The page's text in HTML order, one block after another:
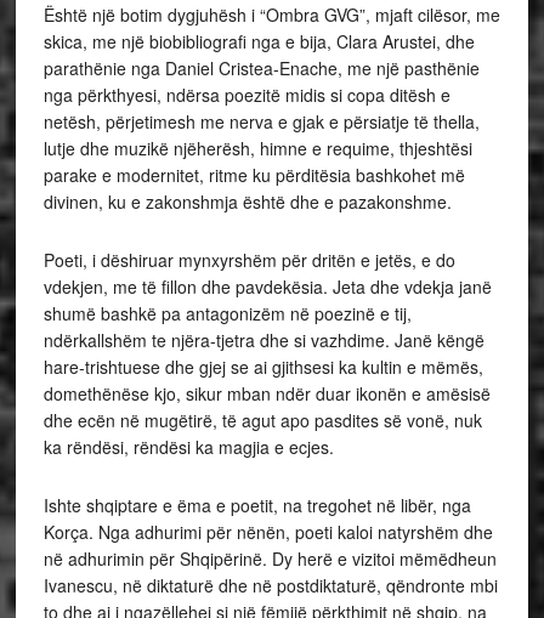
Është një botim dygjuhësh i “Ombra GVG”, mjaft cilësor, me
skica, me një biobibliografi nga e bija, Clara Arustei, dhe
parathënie nga Daniel Cristea-Enache, me një pasthënie
nga përkthyesi, ndërsa poezitë midis si copa ditësh e
netësh, përjetimesh me nerva e gjak e përsiatje të thella,
lutje dhe muzikë njëherësh, himne e requime, thjeshtësi
parake e modernitet, ritme ku përditësia bashkohet më
divinen, ku e zakonshmja është dhe e pazakonshme.
Poeti, i dëshiruar mynxyrshëm për dritën e jetës, e do
vdekjen, me të fillon dhe pavdekësia. Jeta dhe vdekja janë
shumë bashkë pa antagonizëm në poezinë e tij,
ndërkallshëm te njëra-tjetra dhe si vazhdime. Janë këngë
hare-trishtuese dhe gjej se ai gjithsesi ka kultin e mëmës,
domethënëse kjo, sikur mban ndër duar ikonën e amësisë
dhe ecën në mugëtirë, të agut apo pasdites së vonë, nuk
ka rëndësi, rëndësi ka magjia e ecjes.
Ishte shqiptare e ëma e poetit, na tregohet në libër, nga
Korça. Nga adhurimi për nënën, poeti kaloi natyrshëm dhe
në adhurimin për Shqipërinë. Dy herë e vizitoi mëmëdheun
Ivanescu, në diktaturë dhe në postdiktaturë, qëndronte mbi
to dhe ai i ngazëllehej si një fëmijë përkthimit në shqip, na